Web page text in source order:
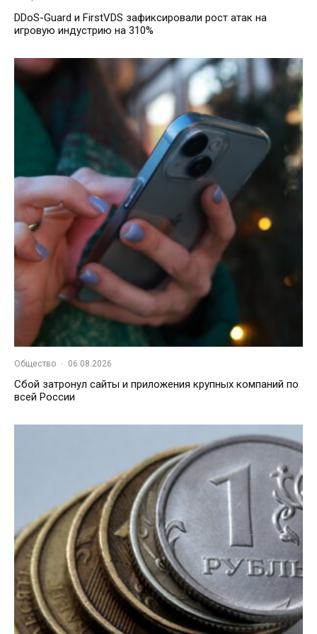
DDoS-Guard и FirstVDS зафиксировали рост атак на
игровую индустрию на 310%
Общество · 06.08.2026
Сбой затронул сайты и приложения крупных компаний по
всей России